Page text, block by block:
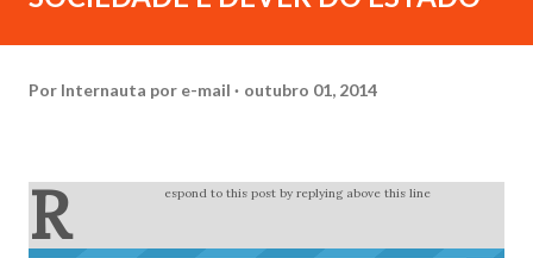
Por Internauta por e-mail outubro 01, 2014
R espond to this post by replying above this line